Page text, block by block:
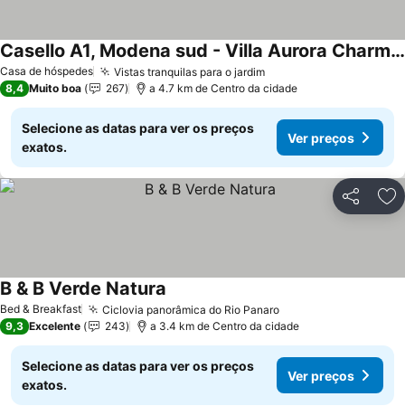
Casa de hóspedes Vistas tranquilas para o jardim
Casello A1, Modena sud - Villa Aurora Charming Rooms
8,4 Muito boa 267 a 4.7 km de Centro da cidade
Selecione as datas para ver os preços
exatos.
Ver preços
Partilhar
Bed & Breakfast Ciclovia panorâmica do Rio Panaro
B & B Verde Natura
9,3 Excelente 243 a 3.4 km de Centro da cidade
Selecione as datas para ver os preços
exatos.
Ver preços